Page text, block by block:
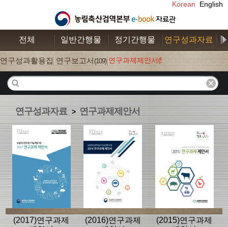
Korean English
전체 일반간행물 정기간행물 연구성과자료
연구성과활용집 (26)
연구보고서 (109) 연구과제제안서(52)
연구성과자료 > 연구과제제안서
(2017)연구과제
(2016)연구과제
(2015)연구과제